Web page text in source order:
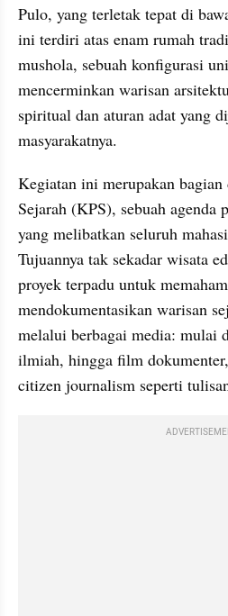
Pulo, yang terletak tepat di
ini terdiri atas enam rumah
mushola, sebuah konfigurasi
mencerminkan warisan
spiritual dan aturan adat yang
masyarakatnya.
Kegiatan ini merupakan
Sejarah (KPS), sebuah agenda
yang melibatkan seluruh
Tujuannya tak sekadar wisata
proyek terpadu untuk
mendokumentasikan warisan
melalui berbagai media: mulai
ilmiah, hingga film
citizen journalism seperti